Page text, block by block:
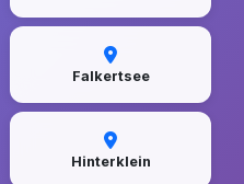
Falkertsee
Hinterklein